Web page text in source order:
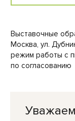
Выставочные
Москва, ул.
режим работы с
по согласованию